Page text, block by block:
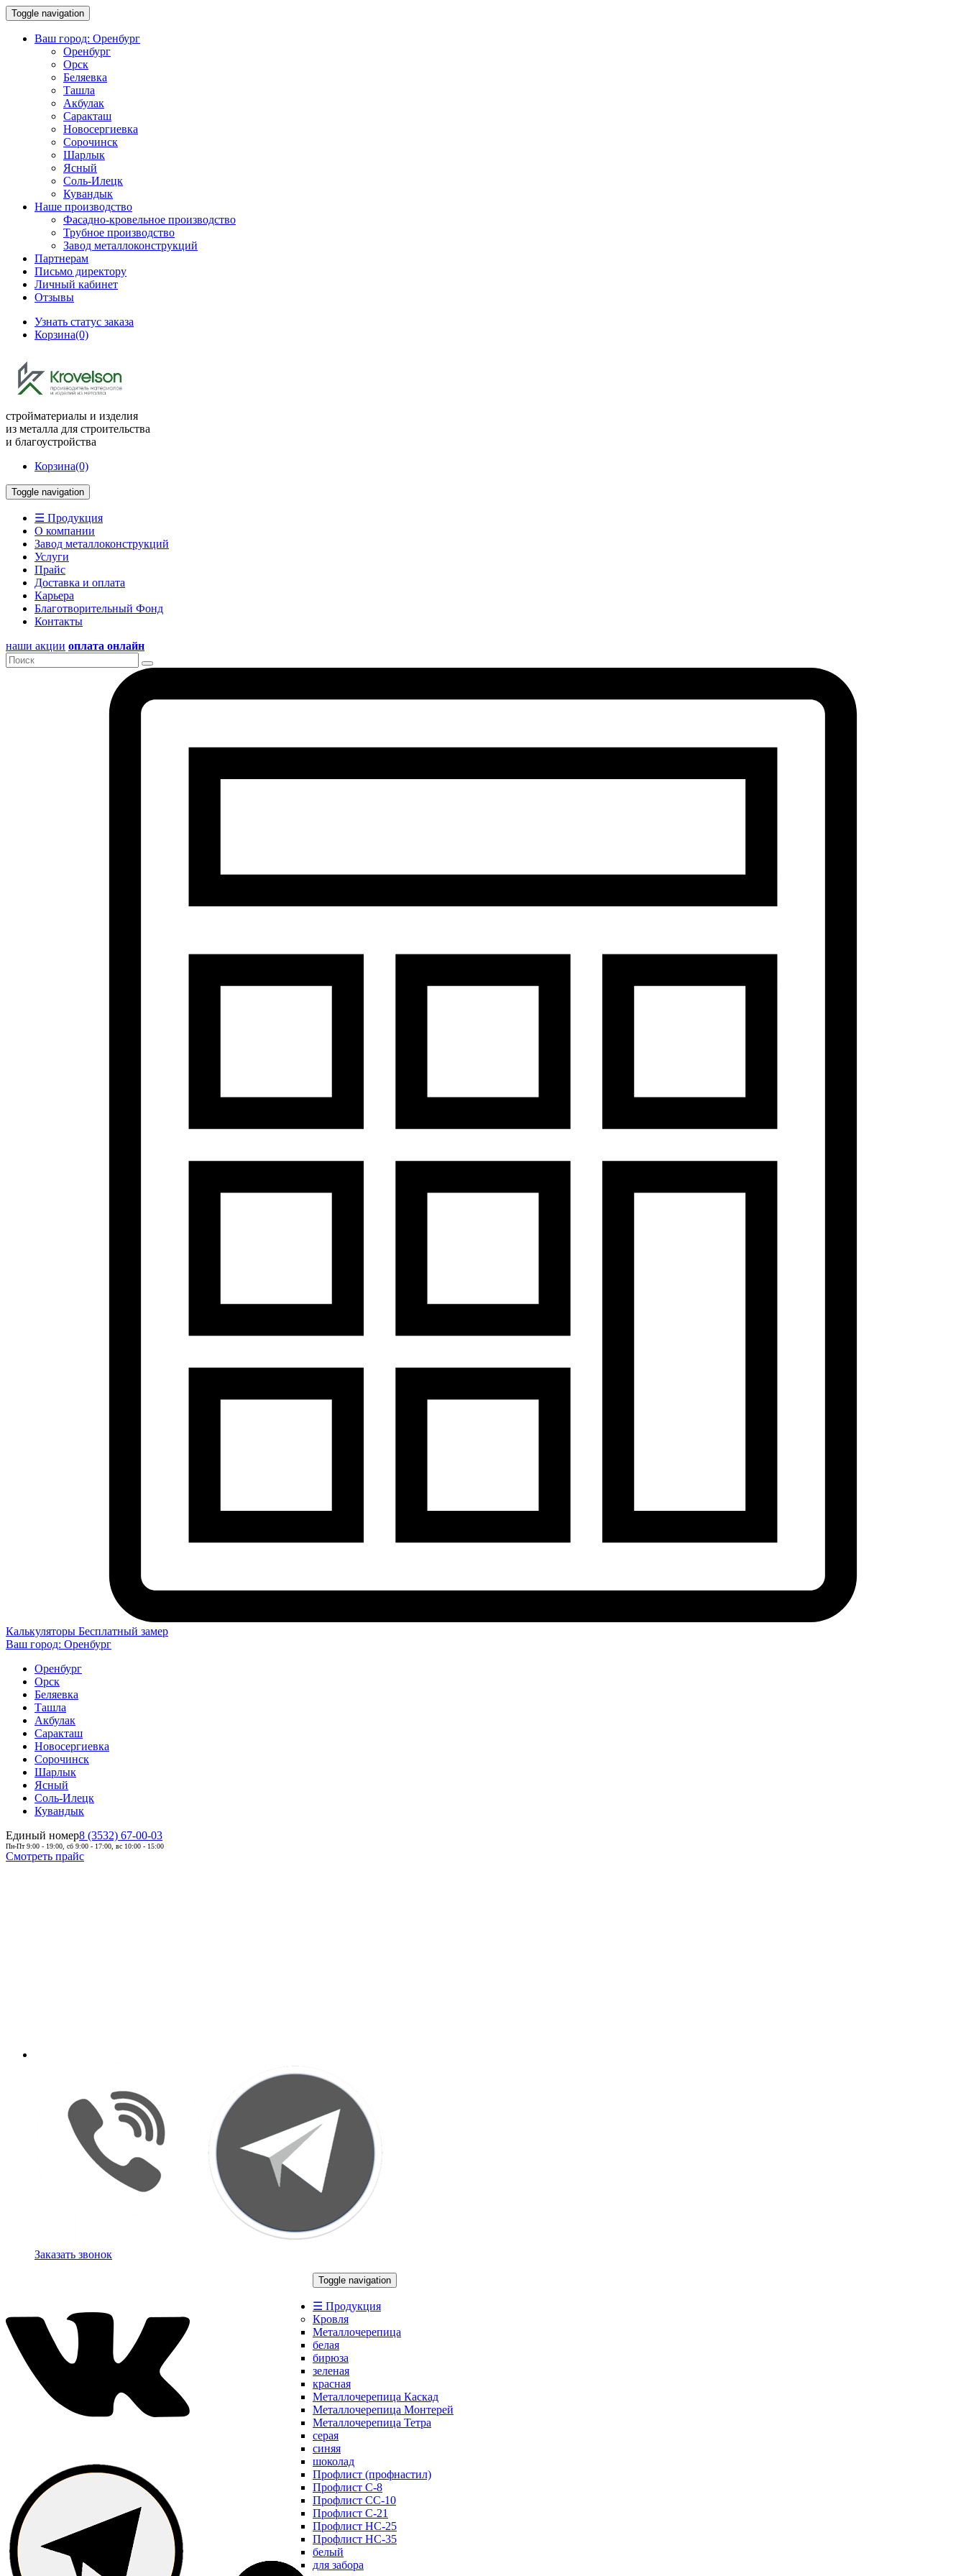
Toggle navigation
Ваш город: Оренбург
Оренбург
Орск
Беляевка
Ташла
Акбулак
Саракташ
Новосергиевка
Сорочинск
Шарлык
Ясный
Соль-Илецк
Кувандык
Наше производство
Фасадно-кровельное производство
Трубное производство
Завод металлоконструкций
Партнерам
Письмо директору
Личный кабинет
Отзывы
Узнать статус заказа
Корзина(0)
стройматериалы и изделия
из металла для строительства
и благоустройства
Корзина(0)
Toggle navigation
☰ Продукция
О компании
Завод металлоконструкций
Услуги
Прайс
Доставка и оплата
Карьера
Благотворительный Фонд
Контакты
наши акции оплата онлайн
Калькуляторы Бесплатный замер
Ваш город: Оренбург
Оренбург
Орск
Беляевка
Ташла
Акбулак
Саракташ
Новосергиевка
Сорочинск
Шарлык
Ясный
Соль-Илецк
Кувандык
Единый номер8 (3532) 67-00-03
Пн-Пт 9:00 - 19:00, сб 9:00 - 17:00, вс 10:00 - 15:00
Смотреть прайс
Заказать звонок
Toggle navigation
☰ Продукция
Кровля
Металлочерепица
белая
бирюза
зеленая
красная
Металлочерепица Каскад
Металлочерепица Монтерей
Металлочерепица Тетра
серая
синяя
шоколад
Профлист (профнастил)
Профлист С-8
Профлист СС-10
Профлист C-21
Профлист НС-25
Профлист НС-35
белый
для забора